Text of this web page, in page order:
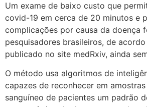
Um exame de baixo custo que
covid-19 em cerca de 20 minutos e
complicações por causa da doença
pesquisadores brasileiros, de
publicado no site medRxiv, ainda
O método usa algoritmos de
capazes de reconhecer em
sanguíneo de pacientes um padrão